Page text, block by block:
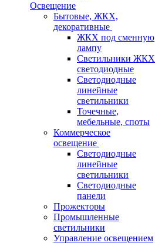
Освещение
Бытовые, ЖКХ,
декоративные
ЖКХ под сменную
лампу
Светильники ЖКХ
светодиодные
Светодиодные
линейные
светильники
Точечные,
мебельные, споты
Коммерческое
освещение
Светодиодные
линейные
светильники
Светодиодные
панели
Прожекторы
Промышленные
светильники
Управление освещением